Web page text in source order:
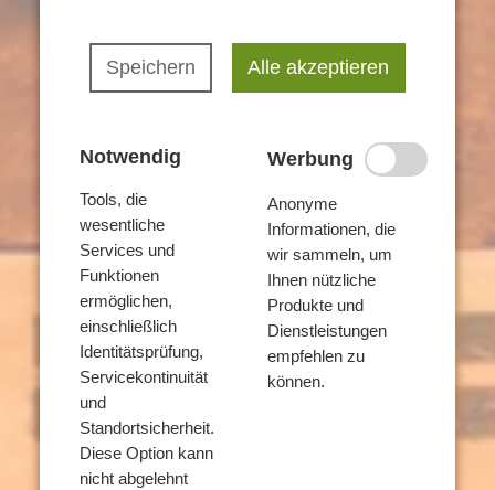
Pflegekinderdienstes
Beratungsangebote
Spezifische Angebote
Schulungen
Team
Kontakt
Speichern Alle akzeptieren
Notwendig
Tools, die
wesentliche
Services und
Funktionen
ermöglichen,
einschließlich
Identitätsprüfung,
Servicekontinuität
und
Standortsicherheit.
Diese Option kann
nicht abgelehnt
Werbung
Anonyme
Informationen, die
wir sammeln, um
Ihnen nützliche
Produkte und
Dienstleistungen
empfehlen zu
können.